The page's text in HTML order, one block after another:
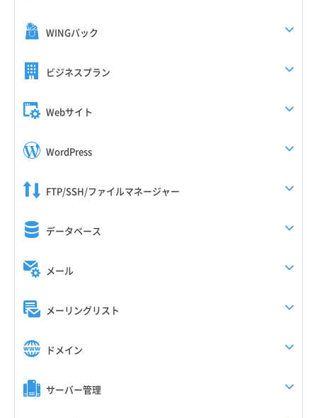
WINGパック
ビジネスプラン
Webサイト
WordPress
FTP/SSH/ファイルマネージャー
データベース
メール
メーリングリスト
ドメイン
サーバー管理